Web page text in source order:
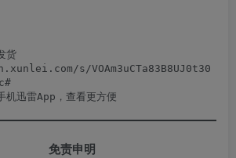
货
s/VOAm3uCTa83B8UJ0t30
机迅雷App，查看更方便
免责申明